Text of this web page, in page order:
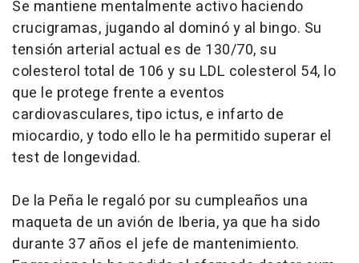
Se mantiene mentalmente activo haciendo
crucigramas, jugando al dominó y al bingo. Su
tensión arterial actual es de 130/70, su
colesterol total de 106 y su LDL colesterol 54, lo
que le protege frente a eventos
cardiovasculares, tipo ictus, e infarto de
miocardio, y todo ello le ha permitido superar el
test de longevidad.
De la Peña le regaló por su cumpleaños una
maqueta de un avión de Iberia, ya que ha sido
durante 37 años el jefe de mantenimiento.